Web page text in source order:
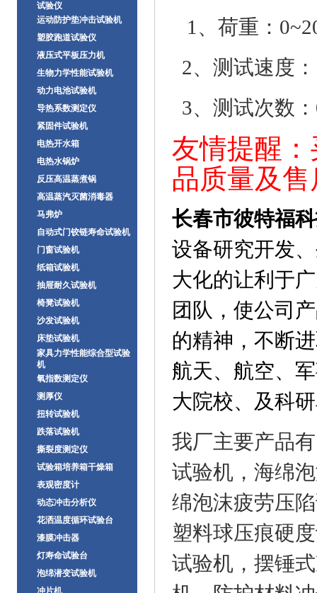
试验仪
运动防护垫冲击试验机
塑胶跑道试验仪
液压式平板压力机
生物力学性能试验机
动力电池试验机
导热系数测定仪
紧固件试验机
电热开水箱
电热水锅炉
反压高温蒸煮锅
高温蒸汽灭菌消毒器
马弗炉
自动式门铰链寿命试验机
门窗试验机
纸箱试验机
抽屉耐久试验机
椅凳试验机
沙发试验机
床垫试验机
家具力学性能综合型试验
机
氧指数测定仪
测厚仪
扭转试验机
跌落试验机
撕裂度测定仪
试验箱培养箱干燥箱
表观密度计
动态冲击分析仪
花洒温度循环试验台
漆膜冲击器
灯寿命试验台
泡绵潜变试验机
冲片机
1、荷重：
2、测试速度
3、测试次数
友情提醒
品质量及
长春市彼特福
设备研究开发
大化的让利于
团队，使公司
的精神，不断
航天、航空、
大院校、及科
我厂主要产品
试验机，海绵
绵泡沫疲劳压
塑料球压痕硬
试验机，摆锤